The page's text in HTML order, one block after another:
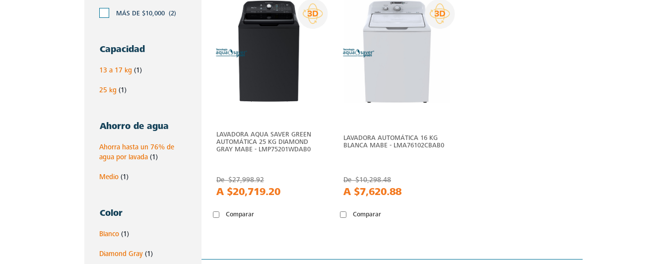
MÁS DE $10,000 (2)
Capacidad
13 a 17 kg (1)
25 kg (1)
Ahorro de agua
Ahorra hasta un 76% de
agua por lavada (1)
Medio (1)
Color
Blanco (1)
Diamond Gray (1)
LAVADORA AQUA SAVER GREEN
AUTOMÁTICA 25 KG DIAMOND
GRAY MABE - LMP75201WDAB0
De$27,998.92
A $20,719.20
Comparar
LAVADORA AUTOMÁTICA 16 KG
BLANCA MABE - LMA76102CBAB0
De$10,298.48
A $7,620.88
Comparar